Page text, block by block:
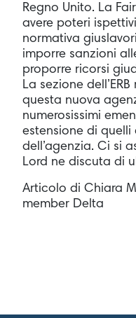
Regno Unito. La
avere poteri
normativa
imporre sanzioni
proporre ricorsi
La sezione
questa nuova
numerosissimi
estensione di
dell’agenzia. Ci si
Lord ne discuta di
Articolo di Chiara
member Delta